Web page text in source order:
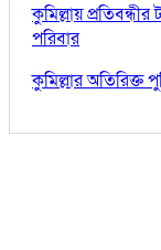
কুমিল্লায়
পরিবার
কুমিল্লার